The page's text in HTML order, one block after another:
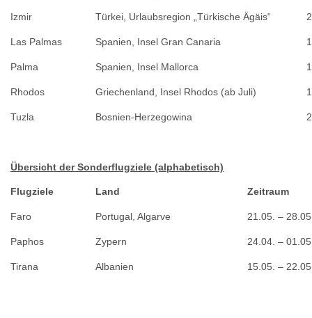
Izmir Türkei, Urlaubsregion „Türkische Ägäis“ 2
Las Palmas Spanien, Insel Gran Canaria 1
Palma Spanien, Insel Mallorca
Rhodos Griechenland, Insel Rhodos (ab Juli) 1
Tuzla Bosnien-Herzegowina 2
Übersicht der Sonderflugziele (alphabetisch)
Flugziele Land Zeitraum
Faro Portugal, Algarve 21.05. –
Paphos Zypern 24.04. –
Tirana Albanien 15.05. –